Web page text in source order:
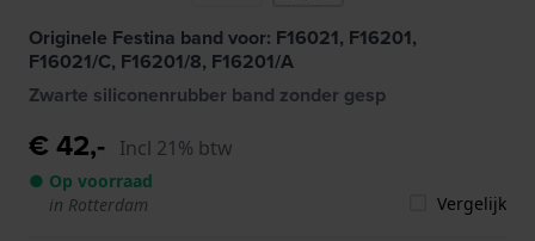
Originele Festina band voor: F16021, F16201,
F16021/C, F16201/8, F16201/A
Zwarte siliconenrubber band zonder gesp
€ 42,- Incl 21% btw
● Op voorraad
in Rotterdam
Vergelijk